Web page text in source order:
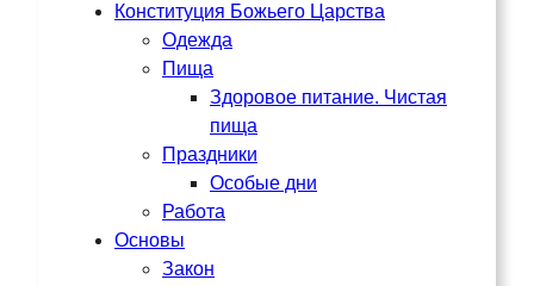
Конституция Божьего Царства
Одежда
Пища
Здоровое питание. Чистая
пища
Праздники
Особые дни
Работа
Основы
Закон